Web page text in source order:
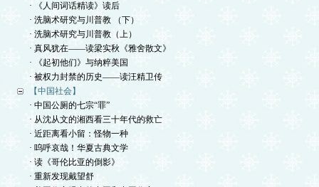
· 《人间词话精读》读后
· 洗脑术研究与川普教 （下）
· 洗脑术研究与川普教（上）
· 真风犹在——读梁实秋《雅舍散文》
· 《起初他们》与纳粹美国
· 被权力封禁的历史——读汪精卫传
【中国社会】
· 中国公厕的七宗“罪”
· 从沈从文的湘西看三十年代的救亡
· 近距离看小留：怪物一种
· 呜呼哀哉！华夏古典文学
· 读《哥伦比亚的倒影》
· 重新发现戴望舒